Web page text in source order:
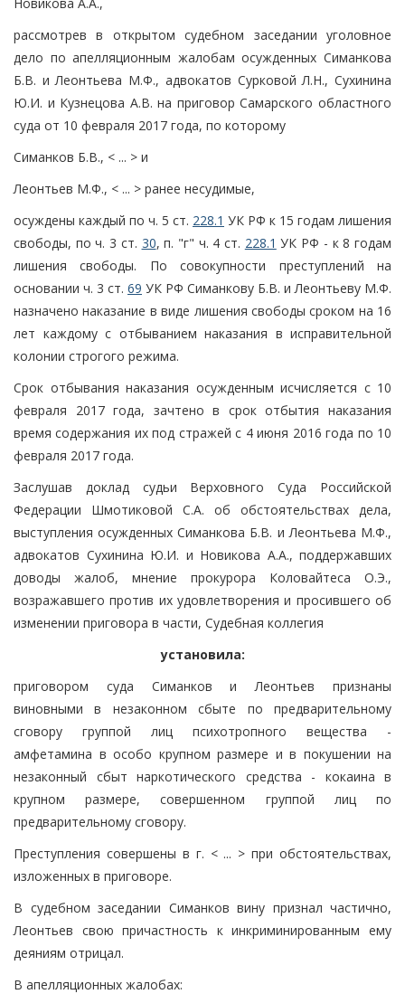
рассмотрев в открытом судебном заседании уголовное
дело по апелляционным жалобам осужденных Симанкова
Б.В. и Леонтьева М.Ф., адвокатов Сурковой Л.Н., Сухинина
Ю.И. и Кузнецова А.В. на приговор Самарского областного
суда от 10 февраля 2017 года, по которому
Симанков Б.В., < ... > и
Леонтьев М.Ф., < ... > ранее несудимые,
осуждены каждый по ч. 5 ст. 228.1 УК РФ к 15 годам лишения
свободы, по ч. 3 ст. 30, п. "г" ч. 4 ст. 228.1 УК РФ - к 8 годам
лишения свободы. По совокупности преступлений на
основании ч. 3 ст. 69 УК РФ Симанкову Б.В. и Леонтьеву М.Ф.
назначено наказание в виде лишения свободы сроком на 16
лет каждому с отбыванием наказания в исправительной
колонии строгого режима.
Срок отбывания наказания осужденным исчисляется с 10
февраля 2017 года, зачтено в срок отбытия наказания
время содержания их под стражей с 4 июня 2016 года по 10
февраля 2017 года.
Заслушав доклад судьи Верховного Суда Российской
Федерации Шмотиковой С.А. об обстоятельствах дела,
выступления осужденных Симанкова Б.В. и Леонтьева М.Ф.,
адвокатов Сухинина Ю.И. и Новикова А.А., поддержавших
доводы жалоб, мнение прокурора Коловайтеса О.Э.,
возражавшего против их удовлетворения и просившего об
изменении приговора в части, Судебная коллегия
установила:
приговором суда Симанков и Леонтьев признаны
виновными в незаконном сбыте по предварительному
сговору группой лиц психотропного вещества -
амфетамина в особо крупном размере и в покушении на
незаконный сбыт наркотического средства - кокаина в
крупном размере, совершенном группой лиц по
предварительному сговору.
Преступления совершены в г. < ... > при обстоятельствах,
изложенных в приговоре.
В судебном заседании Симанков вину признал частично,
Леонтьев свою причастность к инкриминированным ему
деяниям отрицал.
В апелляционных жалобах: